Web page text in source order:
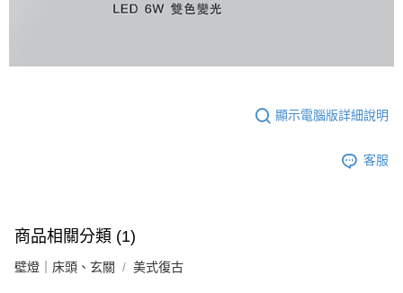
顯示電腦版詳細說明
客服
商品相關分類 (1)
壁燈｜床頭、玄關 美式復古